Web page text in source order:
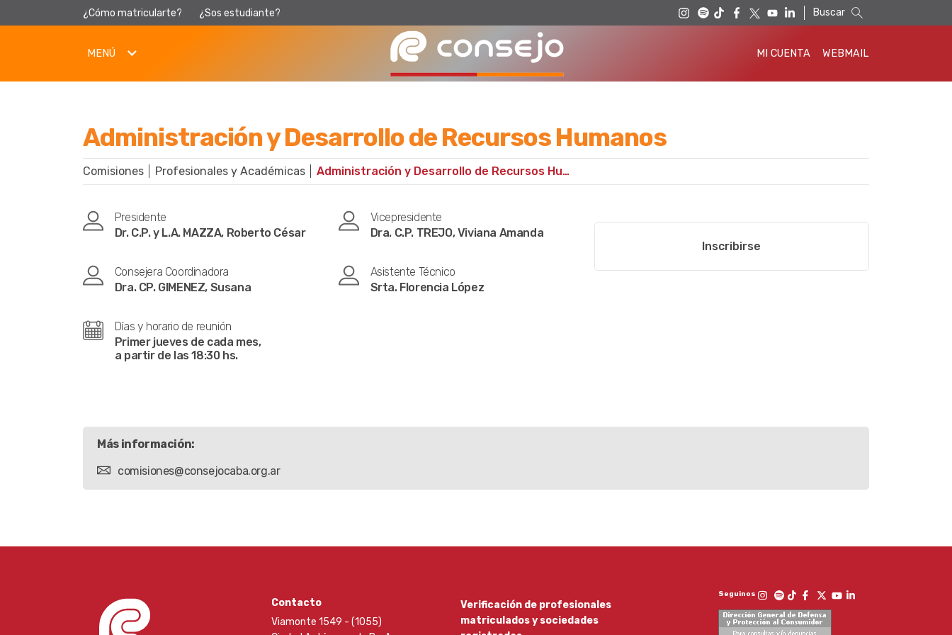
¿Cómo matricularte? ¿Sos estudiante? Buscar
MENÚ MI CUENTA WEBMAIL
Administración y Desarrollo de Recursos Humanos
Comisiones Profesionales y Académicas Administración y Desarrollo de Recursos Humanos
Presidente
Dr. C.P. y L.A. MAZZA, Roberto César
Vicepresidente
Dra. C.P. TREJO, Viviana Amanda
Consejera Coordinadora
Dra. CP. GIMENEZ, Susana
Asistente Técnico
Srta. Florencia López
Días y horario de reunión
Primer jueves de cada mes,
a partir de las 18:30 hs.
Inscribirse
Más información:
comisiones@consejocaba.org.ar
Contacto
Viamonte 1549 - (1055)
Verificación de profesionales
matriculados y sociedades
Seguinos